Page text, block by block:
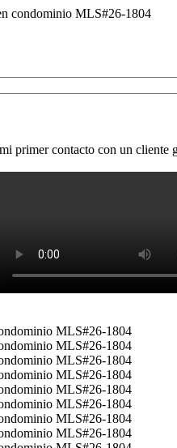
condominio MLS#26-1804
primer contacto con un cliente